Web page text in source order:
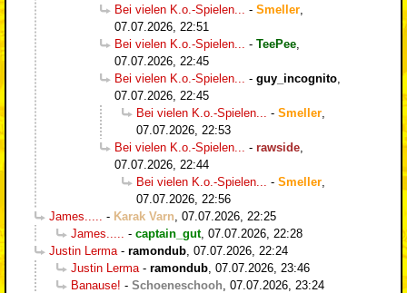
Bei vielen K.o.-Spielen...
- Smeller
07.07.2026, 22:51
Bei vielen K.o.-Spielen...
- TeePee
07.07.2026, 22:45
Bei vielen K.o.-Spielen...
- guy_incognito
07.07.2026, 22:45
Bei vielen K.o.-Spielen...
- Smeller
07.07.2026, 22:53
Bei vielen K.o.-Spielen...
- rawside
07.07.2026, 22:44
Bei vielen K.o.-Spielen...
- Smeller
07.07.2026, 22:56
James.....
- Karak Varn 07.07.2026, 22:25
James.....
- captain_gut, 07.07.2026, 22:28
Justin Lerma - ramondub 07.07.2026, 22:24
Justin Lerma - ramondub 07.07.2026, 23:46
Banause! - Schoeneschooh 07.07.2026, 23:24